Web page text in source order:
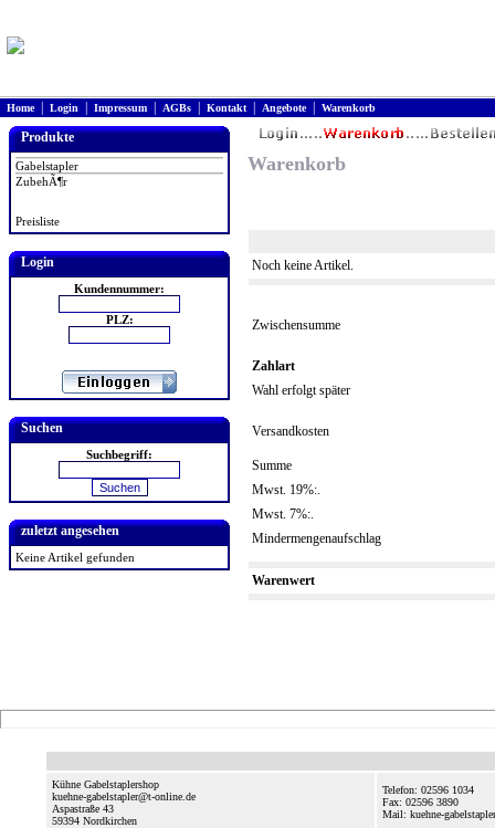
Home| Login Impressum AGBs Kontakt| Angebote| Warenkorb
Produkte
Gabelstapler
ZubehÃ¶r
Preisliste
Login
Kundennummer:
PLZ:
Suchen
Suchbegriff:
zuletzt angesehen
Keine Artikel gefunden
Warenkorb
Noch keine Artikel.
Zwischensumme
Zahlart
Wahl erfolgt später
Versandkosten
Summe
Mwst. 19%:.
Mwst. 7%:.
Mindermengenaufschlag
Warenwert
Kühne Gabelstaplershop
kuehne-gabelstapler@t-online.de
Aspastraße 43
59394 Nordkirchen
Telefon: 02596 1034
Fax: 02596 3890
Mail: kuehne-